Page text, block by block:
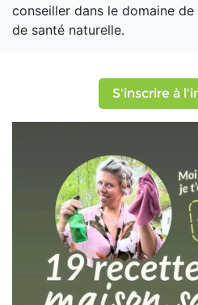
conseiller dans le domaine
de santé naturelle.
S'inscrire à